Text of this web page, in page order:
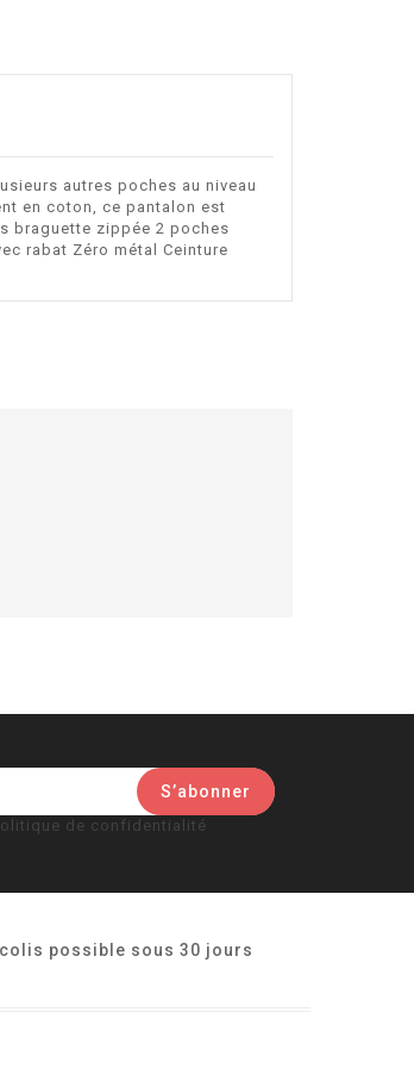
autres poches au niveau
en coton, ce pantalon est
braguette zippée 2 poches
rabat Zéro métal Ceinture
de confidentialité
possible sous 30 jours